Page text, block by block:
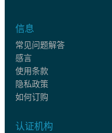
信息
常见问题解答
感言
使用条款
隐私政策
如何订购
认证机构